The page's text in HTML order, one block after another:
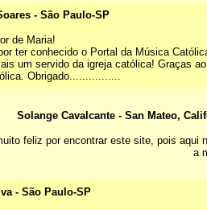
- São Paulo-SP
de Maria!
ter conhecido o Portal da Música
um servido da igreja católica! Graças
Obrigado................
Solange Cavalcante - San Mateo,
feliz por encontrar este site, pois aqui
a
- São Paulo-SP